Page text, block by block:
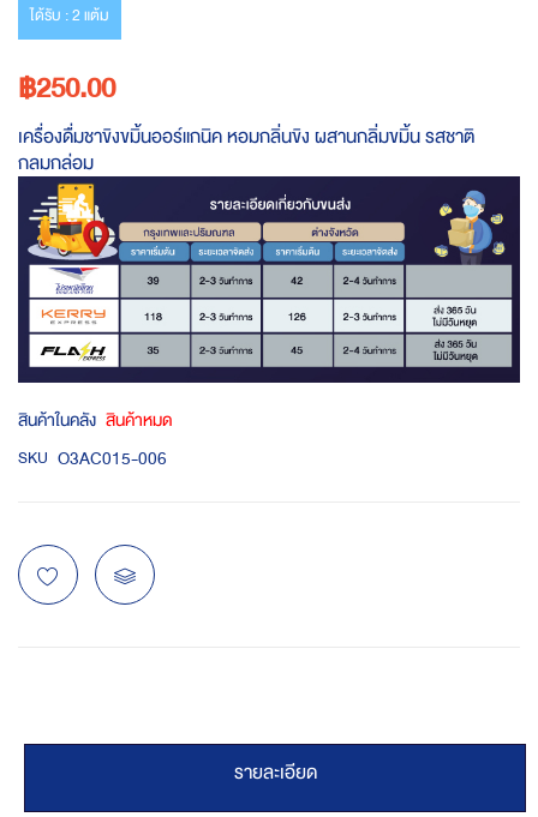
images
gallery
ได้รับ : 2 แต้ม
฿250.00
เครื่องดื่มชาขิงขมิ้นออร์แกนิค หอมกลิ่นขิง ผสานกลิ่มขมิ้น รสชาติ
กลมกล่อม
สินค้าในคลัง สินค้าหมด
SKU O3AC015-006
รายละเอียด